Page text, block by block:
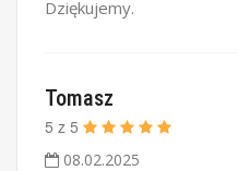
Dziękujemy.
Tomasz
5 z 5
08.02.2025